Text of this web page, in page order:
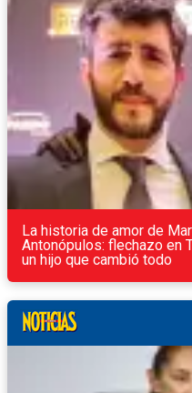
La historia de amor de
Antonópulos: flechazo en
un hijo que cambió todo